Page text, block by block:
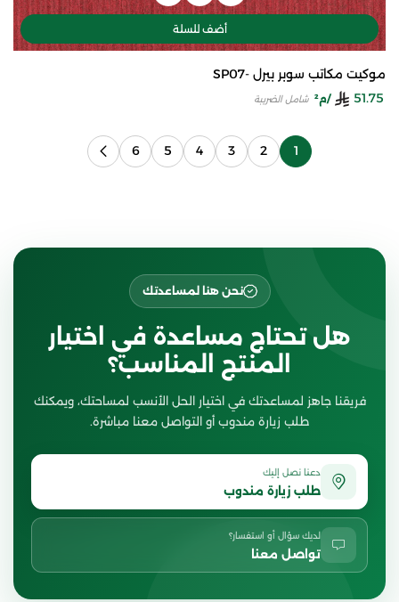
أضف للسلة
موكيت مكاتب سوبر بيرل -SP07
51.75
/م² شامل الضريبة
1
2
3
4
5
6
نحن هنا لمساعدتك
هل تحتاج مساعدة في اختيار
المنتج المناسب؟
فريقنا جاهز لمساعدتك في اختيار الحل الأنسب لمساحتك، ويمكنك
طلب زيارة مندوب أو التواصل معنا مباشرة.
دعنا نصل إليك
طلب زيارة مندوب
لديك سؤال أو استفسار؟
تواصل معنا